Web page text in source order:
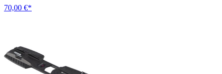
70,00 €*